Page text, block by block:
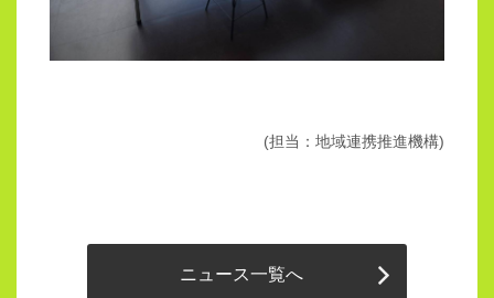
(担当：地域連携推進機構)
ニュース一覧へ